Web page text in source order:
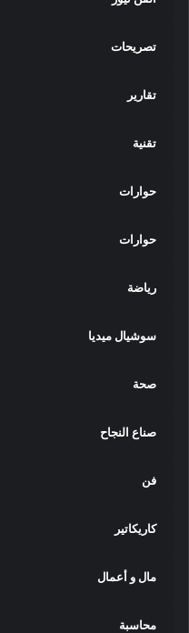
تصريحات
تقارير
تقنية
حوارات
حوارات
رياضة
سوشيال ميديا
صحة
صناع النجاح
فن
كاريكاتير
مال و أعمال
محاسبة